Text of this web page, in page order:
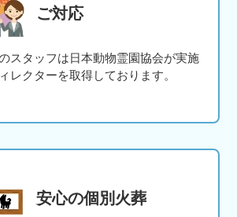
ご対応
スタッフは日本動物霊園協会が実施
レクターを取得しております。
安心の個別火葬